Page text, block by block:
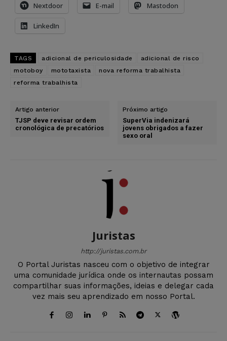
Nextdoor E-mail Mastodon
LinkedIn
TAGS adicional de periculosidade
adicional de risco
motoboy
mototaxista
nova reforma trabalhista
reforma trabalhista
Artigo anterior
TJSP deve revisar ordem
cronológica de precatórios
Próximo artigo
SuperVia indenizará
jovens obrigados a fazer
sexo oral
Juristas
http://juristas.com.br
O Portal Juristas nasceu com o objetivo de integrar
uma comunidade jurídica onde os internautas possam
compartilhar suas informações, ideias e delegar cada
vez mais seu aprendizado em nosso Portal.